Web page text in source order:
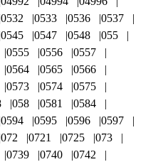
0532 0533 0536
0537
0545 0547 0548
055
0555 0556
0557
0564 0565
0566
0573 0574
0575
058 0581
0584
0594 0595 0596
0597
072 0721 0725
073
0739 0740
0742